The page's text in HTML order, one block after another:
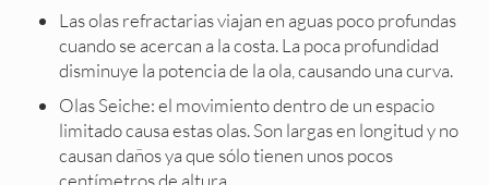
Las olas refractarias viajan en aguas poco profundas
cuando se acercan a la costa. La poca profundidad
disminuye la potencia de la ola, causando una curva.
Olas Seiche: el movimiento dentro de un espacio
limitado causa estas olas. Son largas en longitud y no
causan daños ya que sólo tienen unos pocos
centímetros de altura.